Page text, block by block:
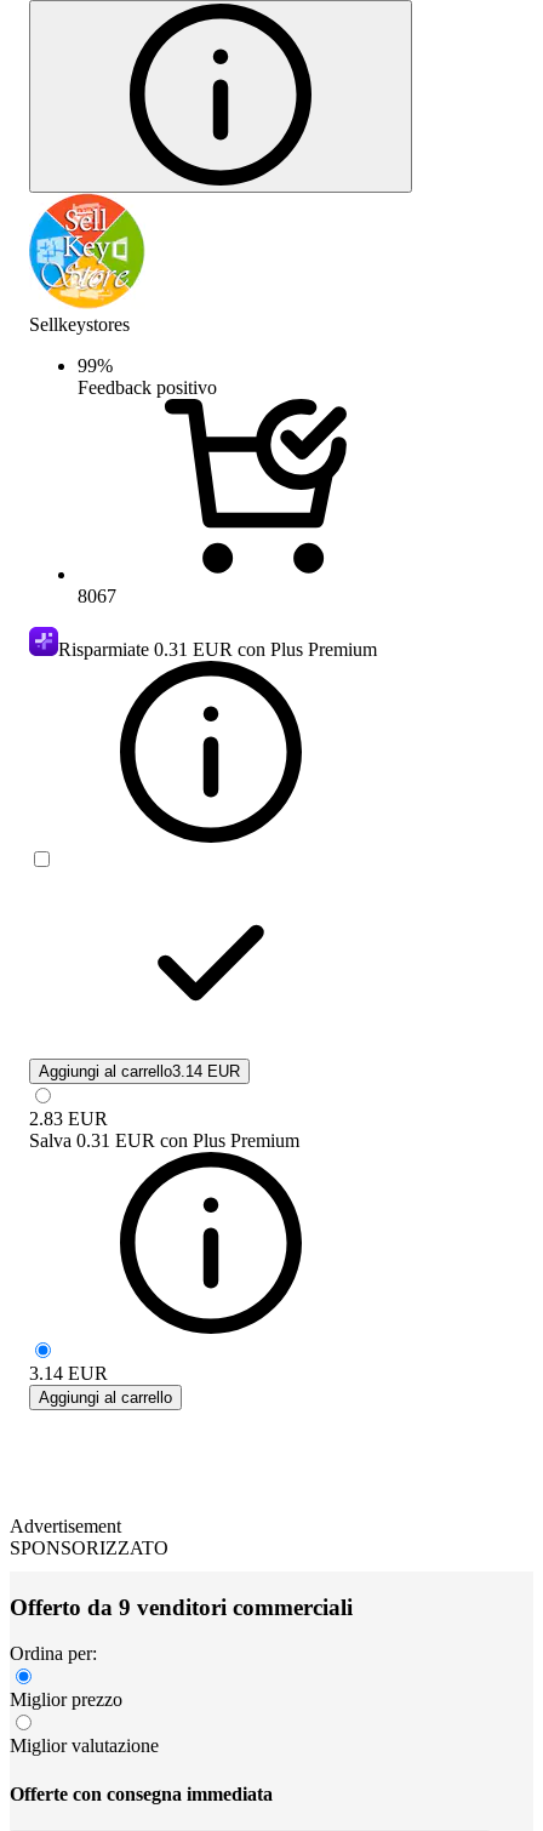
Sellkeystores
99%
Feedback positivo
8067
Risparmiate 0.31 EUR con Plus Premium
Aggiungi al carrello3.14 EUR
2.83 EUR
Salva 0.31 EUR con Plus Premium
3.14 EUR
Aggiungi al carrello
Advertisement
SPONSORIZZATO
Offerto da 9 venditori commerciali
Ordina per:
Miglior prezzo
Miglior valutazione
Offerte con consegna immediata